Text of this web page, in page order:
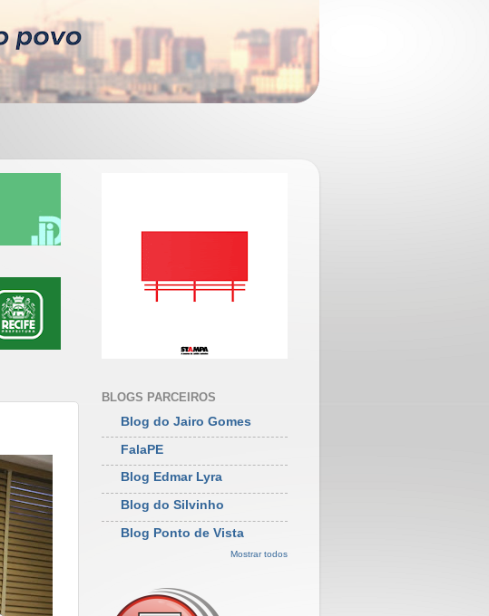
BLOGS PARCEIROS
Blog do Jairo Gomes
FalaPE
Blog Edmar Lyra
Blog do Silvinho
Blog Ponto de Vista
Mostrar todos